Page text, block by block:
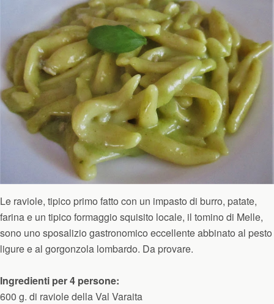
Le raviole, tipico primo fatto con un impasto di burro, patate,
farina e un tipico formaggio squisito locale, il tomino di Melle,
sono uno sposalizio gastronomico eccellente abbinato al pesto
ligure e al gorgonzola lombardo. Da provare.
Ingredienti per 4 persone:
600 g. di raviole della Val Varaita